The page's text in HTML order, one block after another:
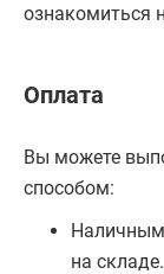
ознакомиться
Оплата
Вы можете
способом:
на складе.